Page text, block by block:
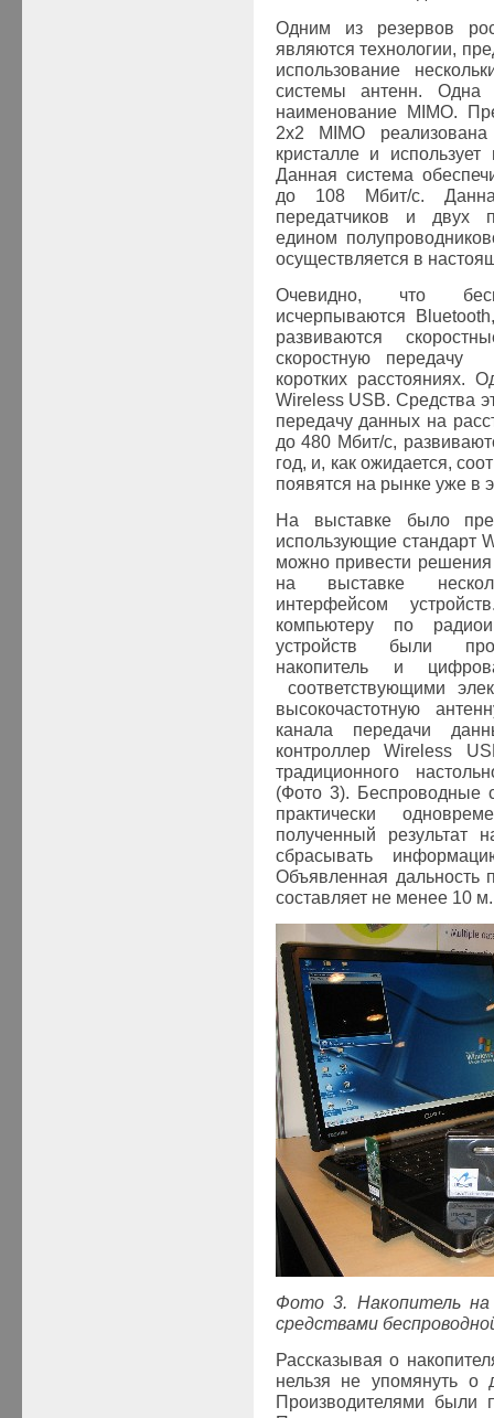
Одним из резервов
являются технологии,
использование
системы антенн. Одна
наименование MIMO.
2x2 MIMO
кристалле и
Данная система
до 108 Мбит/с.
передатчиков и двух
едином
осуществляется в
Очевидно, что
исчерпываются
развиваются
скоростную
коротких расстояниях.
Wireless USB. Средства
передачу данных на
до 480 Мбит/с,
год, и, как ожидается,
появятся на рынке уже в
На выставке было
использующие стандарт
можно привести
на выставке
интерфейсом
компьютеру по
устройств были
накопитель и
соответствующими
высокочастотную
канала передачи
контроллер Wireless
традиционного
(Фото 3). Беспроводные
практически
полученный результат
сбрасывать
Объявленная дальность
составляет не менее 10 м.
Фото 3. Накопитель на
средствами
Рассказывая о
нельзя не упомянуть о
Производителями были